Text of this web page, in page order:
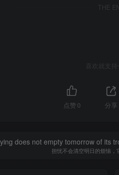
THE
喜欢就支
点赞 0 分享
does not empty tomorrow of its
担忧不会清空明日的烦恼，